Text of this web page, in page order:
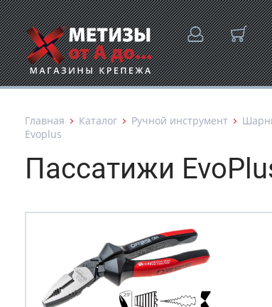
Главная Каталог Ручной инструмент
Evoplus
Пасcатижи